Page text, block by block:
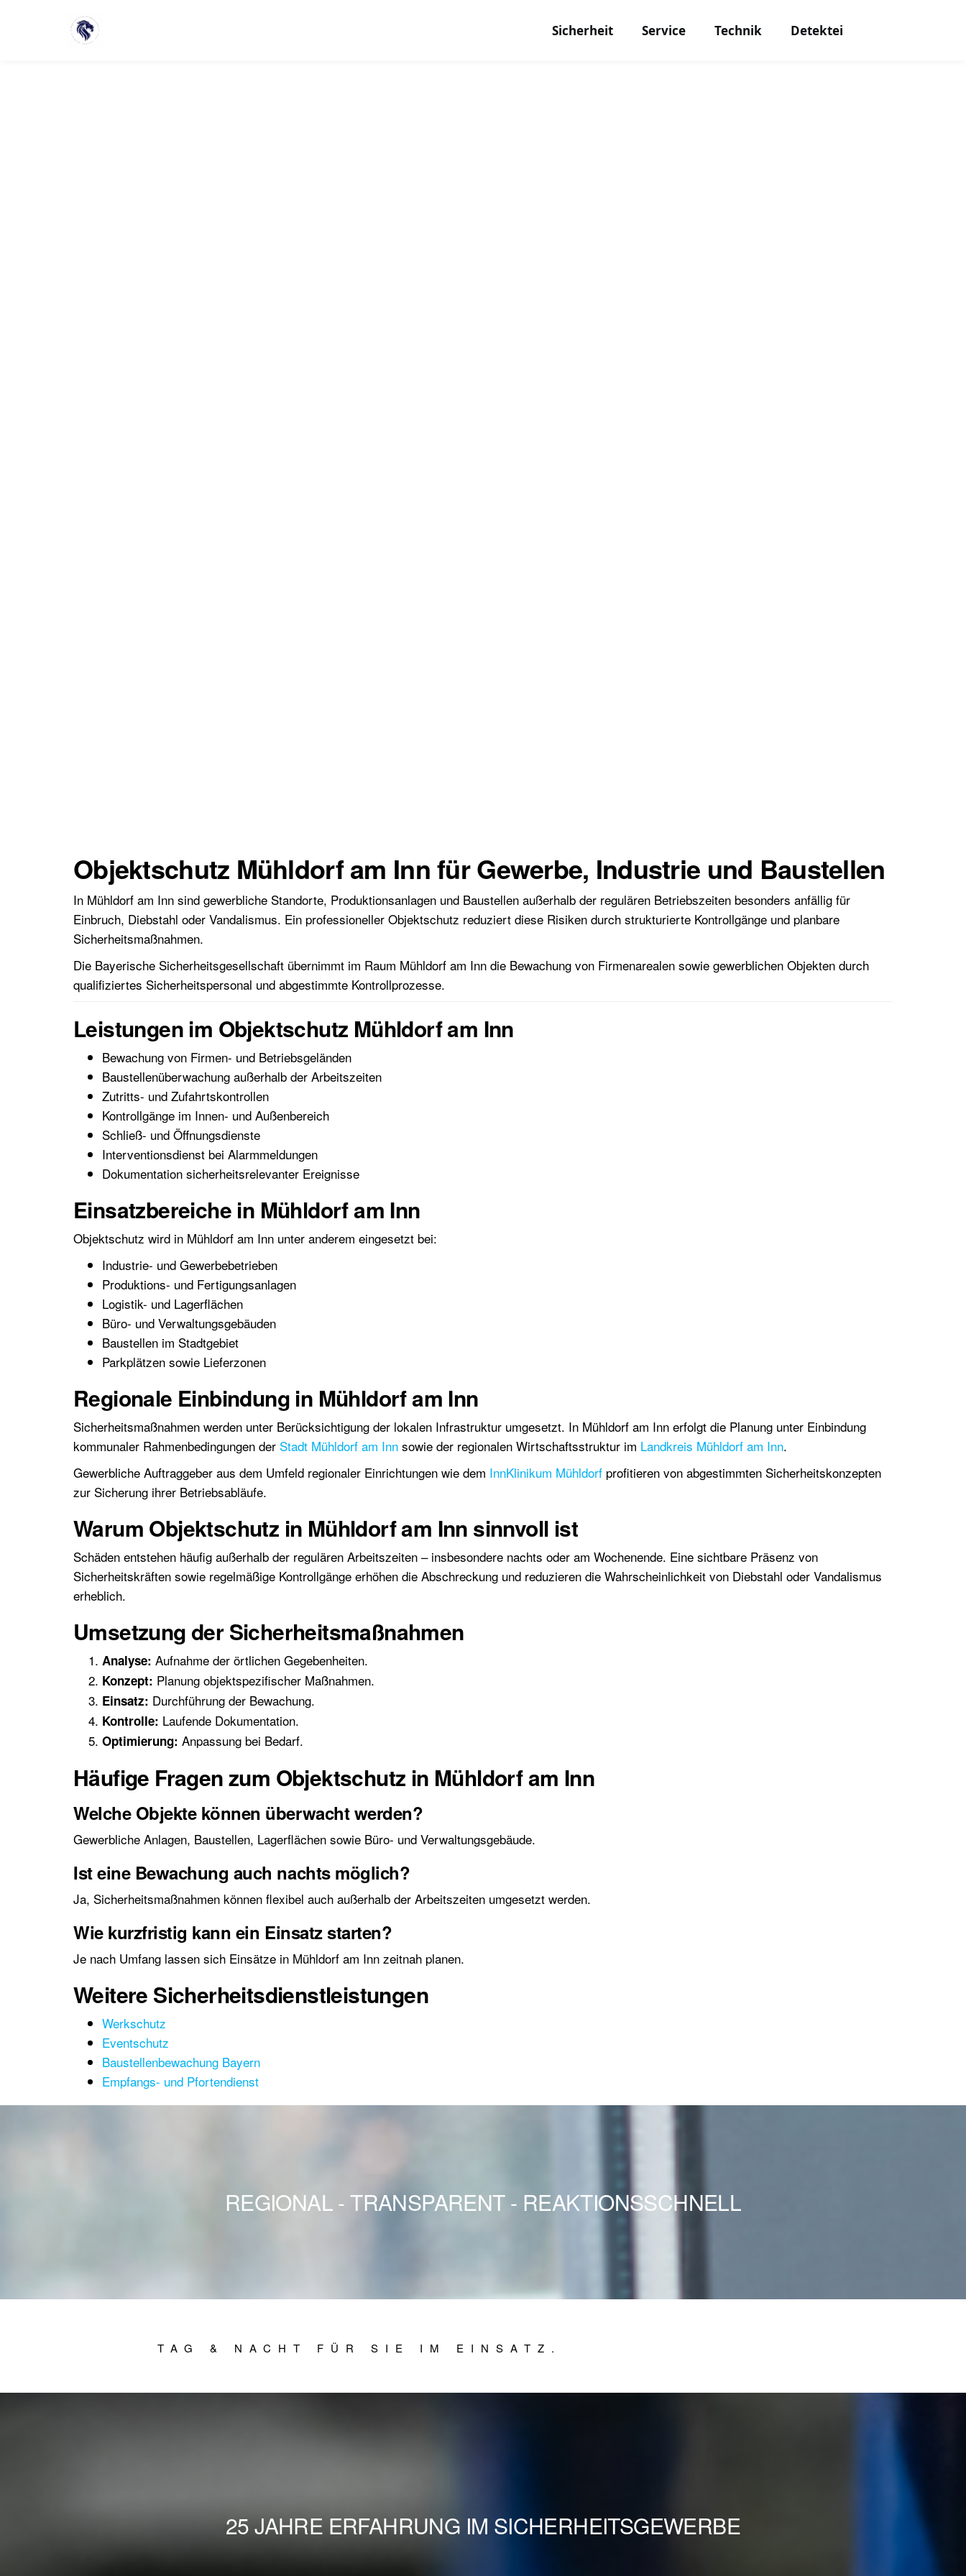
Sicherheit Service Technik Detektei
Objektschutz Mühldorf am Inn für Gewerbe, Industrie und Baustellen
In Mühldorf am Inn sind gewerbliche Standorte, Produktionsanlagen und Baustellen außerhalb der regulären Betriebszeiten besonders anfällig für
Einbruch, Diebstahl oder Vandalismus. Ein professioneller Objektschutz reduziert diese Risiken durch strukturierte Kontrollgänge und planbare
Sicherheitsmaßnahmen.
Die Bayerische Sicherheitsgesellschaft übernimmt im Raum Mühldorf am Inn die Bewachung von Firmenarealen sowie gewerblichen Objekten durch
qualifiziertes Sicherheitspersonal und abgestimmte Kontrollprozesse.
Leistungen im Objektschutz Mühldorf am Inn
Bewachung von Firmen- und Betriebsgeländen
Baustellenüberwachung außerhalb der Arbeitszeiten
Zutritts- und Zufahrtskontrollen
Kontrollgänge im Innen- und Außenbereich
Schließ- und Öffnungsdienste
Interventionsdienst bei Alarmmeldungen
Dokumentation sicherheitsrelevanter Ereignisse
Einsatzbereiche in Mühldorf am Inn
Objektschutz wird in Mühldorf am Inn unter anderem eingesetzt bei:
Industrie- und Gewerbebetrieben
Produktions- und Fertigungsanlagen
Logistik- und Lagerflächen
Büro- und Verwaltungsgebäuden
Baustellen im Stadtgebiet
Parkplätzen sowie Lieferzonen
Regionale Einbindung in Mühldorf am Inn
Sicherheitsmaßnahmen werden unter Berücksichtigung der lokalen Infrastruktur umgesetzt. In Mühldorf am Inn erfolgt die Planung unter Einbindung
kommunaler Rahmenbedingungen der Stadt Mühldorf am Inn sowie der regionalen Wirtschaftsstruktur im Landkreis Mühldorf am Inn.
Gewerbliche Auftraggeber aus dem Umfeld regionaler Einrichtungen wie dem InnKlinikum Mühldorf profitieren von abgestimmten Sicherheitskonzepten
zur Sicherung ihrer Betriebsabläufe.
Warum Objektschutz in Mühldorf am Inn sinnvoll ist
Schäden entstehen häufig außerhalb der regulären Arbeitszeiten – insbesondere nachts oder am Wochenende. Eine sichtbare Präsenz von
Sicherheitskräften sowie regelmäßige Kontrollgänge erhöhen die Abschreckung und reduzieren die Wahrscheinlichkeit von Diebstahl oder Vandalismus
erheblich.
Umsetzung der Sicherheitsmaßnahmen
Analyse: Aufnahme der örtlichen Gegebenheiten.
Konzept: Planung objektspezifischer Maßnahmen.
Einsatz: Durchführung der Bewachung.
Kontrolle: Laufende Dokumentation.
Optimierung: Anpassung bei Bedarf.
Häufige Fragen zum Objektschutz in Mühldorf am Inn
Welche Objekte können überwacht werden?
Gewerbliche Anlagen, Baustellen, Lagerflächen sowie Büro- und Verwaltungsgebäude.
Ist eine Bewachung auch nachts möglich?
Ja, Sicherheitsmaßnahmen können flexibel auch außerhalb der Arbeitszeiten umgesetzt werden.
Wie kurzfristig kann ein Einsatz starten?
Je nach Umfang lassen sich Einsätze in Mühldorf am Inn zeitnah planen.
Weitere Sicherheitsdienstleistungen
Werkschutz
Eventschutz
Baustellenbewachung Bayern
Empfangs- und Pfortendienst
REGIONAL - TRANSPARENT - REAKTIONSSCHNELL
TAG & NACHT FÜR SIE IM EINSATZ.
25 JAHRE ERFAHRUNG IM SICHERHEITSGEWERBE